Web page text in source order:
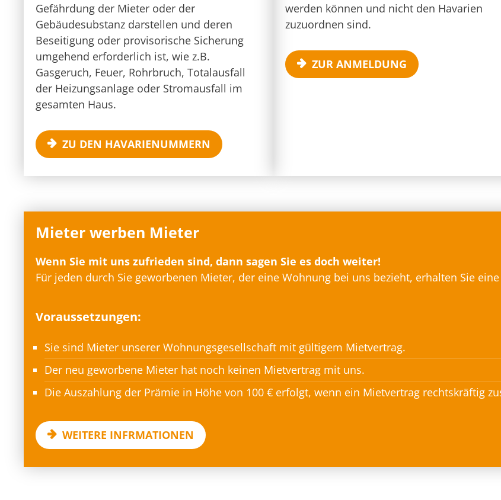
Gefährdung der Mieter oder der
Gebäudesubstanz darstellen und deren
Beseitigung oder provisorische Sicherung
umgehend erforderlich ist, wie z.B.
Gasgeruch, Feuer, Rohrbruch, Totalausfall
der Heizungsanlage oder Stromausfall im
gesamten Haus.
ZU DEN HAVARIENUMMERN
werden können und nicht den Havarien
zuzuordnen sind.
ZUR ANMELDUNG
Mieter werben Mieter
Wenn Sie mit uns zufrieden sind, dann sagen Sie es doch weiter!
Für jeden durch Sie geworbenen Mieter, der eine Wohnung bei uns bezieht, erhalten Sie
Voraussetzungen:
Sie sind Mieter unserer Wohnungsgesellschaft mit gültigem Mietvertrag.
Der neu geworbene Mieter hat noch keinen Mietvertrag mit uns.
Die Auszahlung der Prämie in Höhe von 100 € erfolgt, wenn ein Mietvertrag rechtskräftig
WEITERE INFRMATIONEN